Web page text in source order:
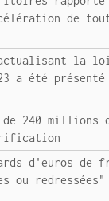
de
la loi
a été présenté
de 240 millions
d'euros de
ou